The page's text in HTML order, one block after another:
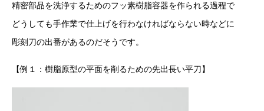
精密部品を洗浄するためのフッ素樹脂容器を作られる過程で
どうしても手作業で仕上げを行わなければならない時などに
彫刻刀の出番があるのだそうです。
【例１：樹脂原型の平面を削るための先出長い平刀】